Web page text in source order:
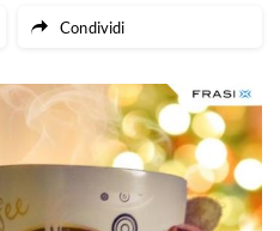
Condividi